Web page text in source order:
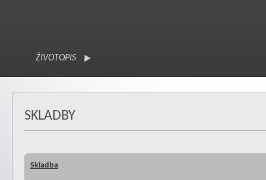
ŽIVOTOPIS
SKLADBY
Skladba